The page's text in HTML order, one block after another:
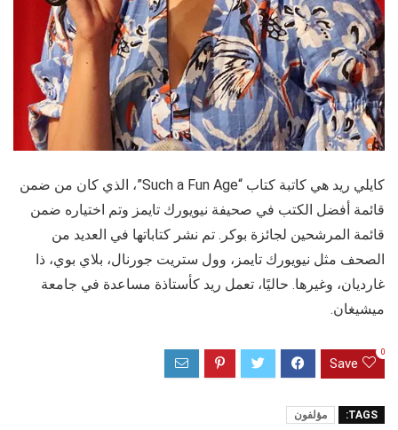
كايلي ريد هي كاتبة كتاب “Such a Fun Age”، الذي كان من ضمن
قائمة أفضل الكتب في صحيفة نيويورك تايمز وتم اختياره ضمن
قائمة المرشحين لجائزة بوكر. تم نشر كتاباتها في العديد من
الصحف مثل نيويورك تايمز، وول ستريت جورنال، بلاي بوي، ذا
غارديان، وغيرها. حاليًا، تعمل ريد كأستاذة مساعدة في جامعة
ميشيغان.
Save
0
TAGS: مؤلفون